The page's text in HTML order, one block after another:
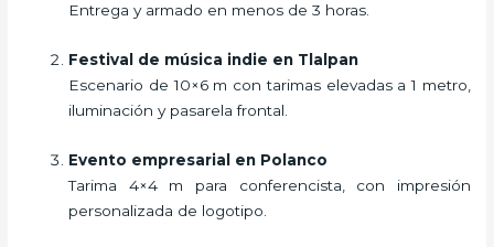
Entrega y armado en menos de 3 horas.
Festival de música indie en Tlalpan
Escenario de 10×6 m con tarimas elevadas a 1 metro,
iluminación y pasarela frontal.
Evento empresarial en Polanco
Tarima 4×4 m para conferencista, con impresión
personalizada de logotipo.